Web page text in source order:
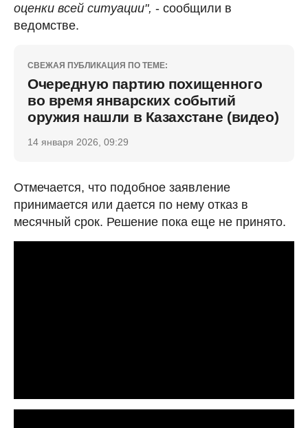
оценки всей ситуации", - сообщили в
ведомстве.
СВЕЖАЯ ПУБЛИКАЦИЯ ПО ТЕМЕ:
Очередную партию похищенного
во время январских событий
оружия нашли в Казахстане (видео)
14 января 2026, 09:29
Отмечается, что подобное заявление
принимается или дается по нему отказ в
месячный срок. Решение пока еще не принято.